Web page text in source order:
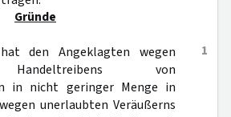
Gründe
1
den Angeklagten wegen
von
in nicht geringer Menge in
unerlaubten Veräußerns